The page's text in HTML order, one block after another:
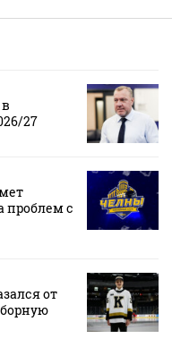
27
проблем с
от